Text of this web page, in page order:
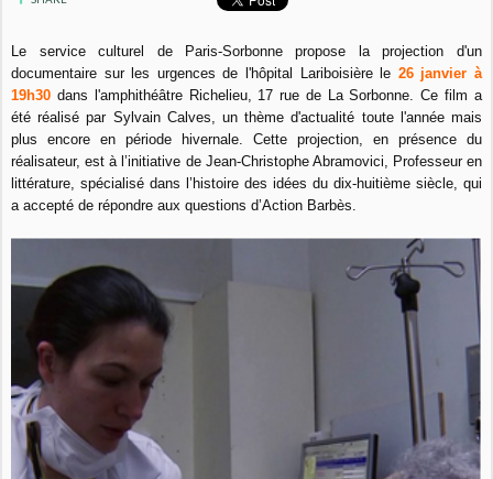
Le service culturel de Paris-Sorbonne propose la projection d'un
documentaire sur les urgences de l'hôpital Lariboisière le 26 janvier à
19h30 dans l'amphithéâtre Richelieu, 17 rue de La Sorbonne. Ce film a
été réalisé par Sylvain Calves, un thème d'actualité toute l'année mais
plus encore en période hivernale. Cette projection, en présence du
réalisateur, est à l’initiative de Jean-Christophe Abramovici, Professeur en
littérature, spécialisé dans l’histoire des idées du dix-huitième siècle, qui
a accepté de répondre aux questions d’Action Barbès.